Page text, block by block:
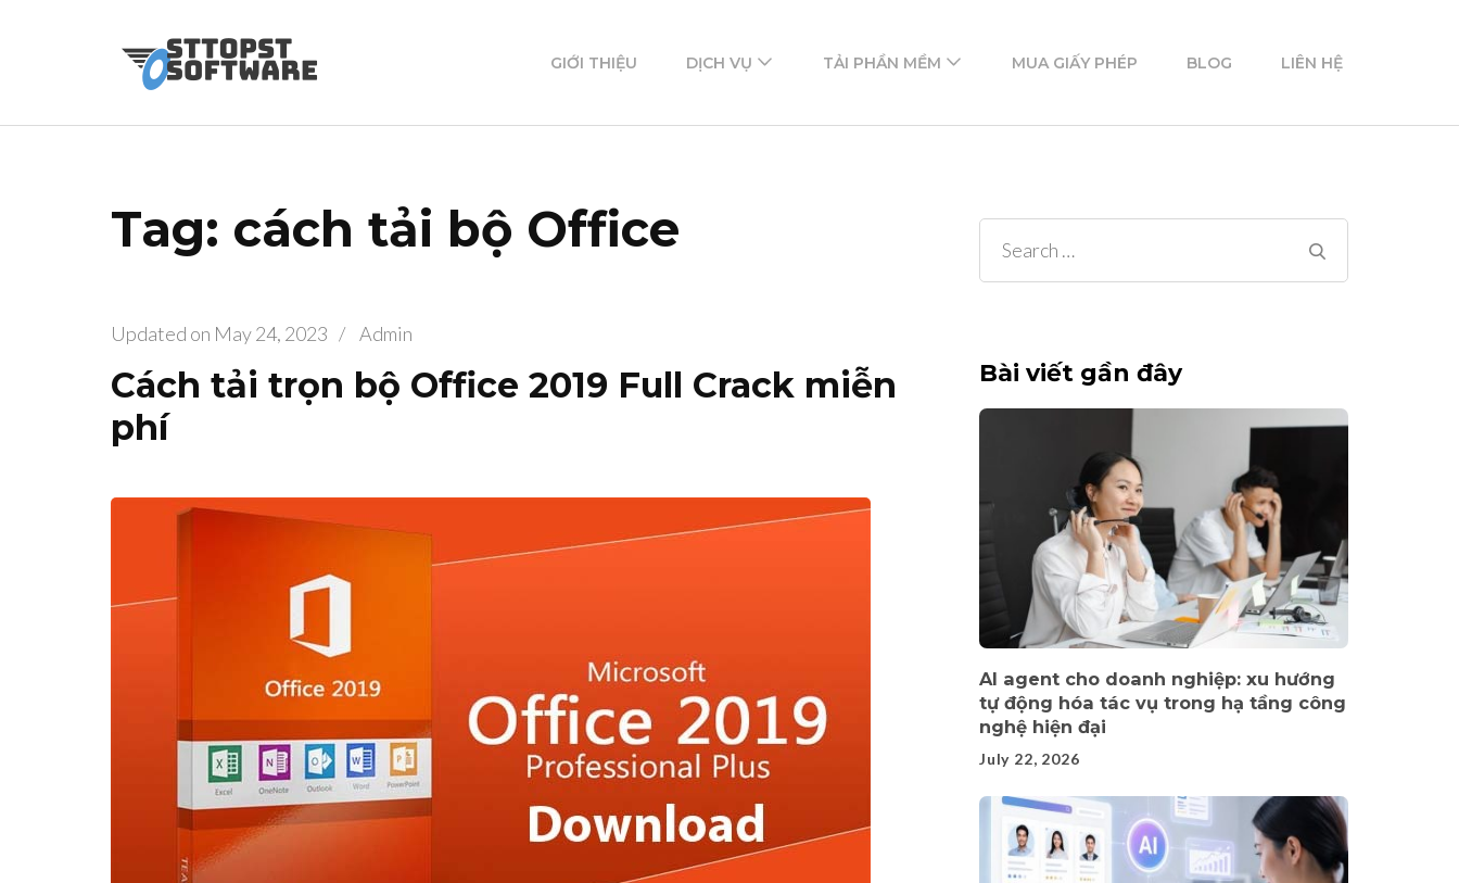
GIỚI THIỆU DỊCH VỤ TẢI PHẦN MỀM MUA GIẤY PHÉP BLOG LIÊN HỆ
Tag: cách tải bộ Office
Updated on May 24, 2023 / Admin
Cách tải trọn bộ Office 2019 Full Crack miễn
phí
Search
for:
Bài viết gần đây
AI agent cho doanh nghiệp: xu hướng
tự động hóa tác vụ trong hạ tầng công
nghệ hiện đại
July 22, 2026